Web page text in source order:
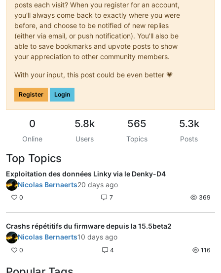
posts each visit? When you register for an account,
you'll always come back to exactly where you were
before, and choose to be notified of new replies
(either via email, or push notification). You'll also be
able to save bookmarks and upvote posts to show
your appreciation to other community members.
With your input, this post could be even better 💗
Register Login
0
Online
5.8k
Users
565
Topics
5.3k
Posts
Top Topics
Exploitation des données Linky via le Denky-D4
Nicolas Bernaerts20 days ago
0 7 369
Crashs répétitifs du firmware depuis la 15.5beta2
Nicolas Bernaerts10 days ago
0 4 116